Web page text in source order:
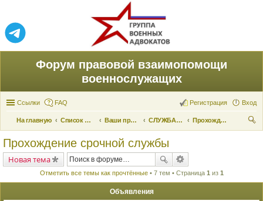
Форум правовой взаимопомощи
военнослужащих
Ссылки FAQ Вход
Регистрация
На главную Список форумов Ваши права и их реализация СЛУЖБА ПО ПРИЗЫВУ
Прохождение срочной службы
Прохождение срочной службы
Новая тема
Отметить все темы как прочтённые• 7 тем • Страница 1 из 1
Объявления